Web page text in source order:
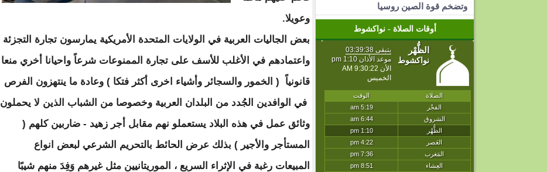
وتضخم قوة الصين روسيا
أوقات الصلاة - نواكشوط
وعويلا.
بعض الجاليات العربية في الولايات المتحدة الأمريكية يمارسون تجارة التجزئة
واعتمادهم في الأغلب للأسف على تجارة الممنوعات شرعاً واحيانا أخري منعا
قانونياً ( الخمور والسجائر وأشياء اخرى أكثر فتكا ) وعادة ما ينتهزون الفرص
في الوافدين الجُدد من البلدان العربية وخصوصا من الشباب الذين لا يحملون
وثائق عمل في هذه البلاد يستعملو نهم مقابل أجر زهيد - ضاربين كلهم (
المستأجر والأجير ) بذلك عرض الحائط بالتحريم الشرعي لبعض انواع
المبيعات رغبة في الإثراء السريع ، الموريتانيين مثل غيرهم وَفِدَ منهم شيبًا